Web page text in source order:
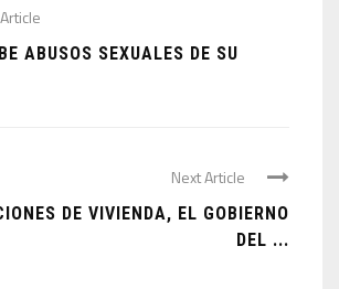
ABUSOS SEXUALES DE SU
Next Article
DE VIVIENDA, EL GOBIERNO
DEL ...